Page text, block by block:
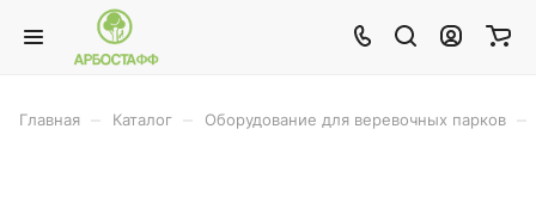
Главная Каталог Оборудование для веревочных парков